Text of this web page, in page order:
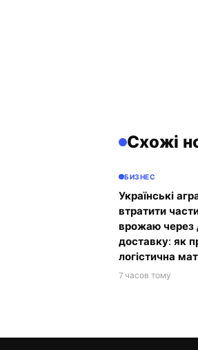
Схожі
БИЗНЕС
Українські
втратити
врожаю через
доставку: як
логістична
7 часов тому